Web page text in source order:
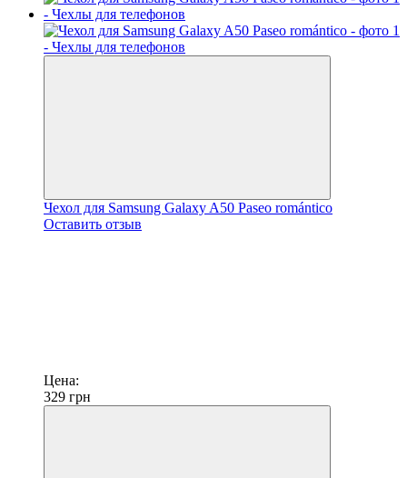
Чехол для Samsung Galaxy A50 Paseo romántico
Оставить отзыв
Цена:
329 грн